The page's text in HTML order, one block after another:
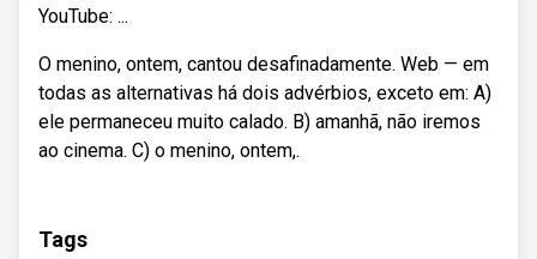
YouTube: ...
O menino, ontem, cantou desafinadamente. Web — em
todas as alternativas há dois advérbios, exceto em: A)
ele permaneceu muito calado. B) amanhã, não iremos
ao cinema. C) o menino, ontem,.
Tags